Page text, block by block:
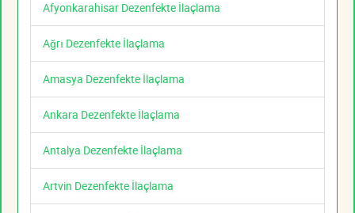
Afyonkarahisar Dezenfekte İlaçlama
Ağrı Dezenfekte İlaçlama
Amasya Dezenfekte İlaçlama
Ankara Dezenfekte İlaçlama
Antalya Dezenfekte İlaçlama
Artvin Dezenfekte İlaçlama